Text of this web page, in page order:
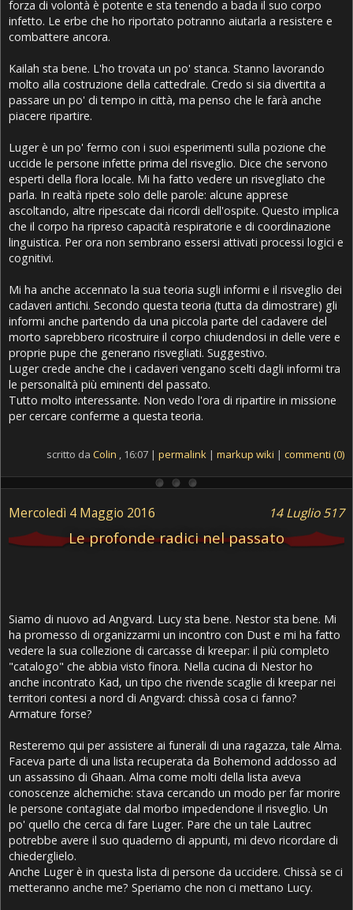
forza di volontà è potente e sta tenendo a bada il suo corpo
infetto. Le erbe che ho riportato potranno aiutarla a resistere e
combattere ancora.
Kailah sta bene. L'ho trovata un po' stanca. Stanno lavorando
molto alla costruzione della cattedrale. Credo si sia divertita a
passare un po' di tempo in città, ma penso che le farà anche
piacere ripartire.
Luger è un po' fermo con i suoi esperimenti sulla pozione che
uccide le persone infette prima del risveglio. Dice che servono
esperti della flora locale. Mi ha fatto vedere un risvegliato che
parla. In realtà ripete solo delle parole: alcune apprese
ascoltando, altre ripescate dai ricordi dell'ospite. Questo implica
che il corpo ha ripreso capacità respiratorie e di coordinazione
linguistica. Per ora non sembrano essersi attivati processi logici e
cognitivi.
Mi ha anche accennato la sua teoria sugli informi e il risveglio dei
cadaveri antichi. Secondo questa teoria (tutta da dimostrare) gli
informi anche partendo da una piccola parte del cadavere del
morto saprebbero ricostruire il corpo chiudendosi in delle vere e
proprie pupe che generano risvegliati. Suggestivo.
Luger crede anche che i cadaveri vengano scelti dagli informi tra
le personalità più eminenti del passato.
Tutto molto interessante. Non vedo l'ora di ripartire in missione
per cercare conferme a questa teoria.
scritto da Colin , 16:07 | permalink | markup wiki | commenti (0)
14 Luglio 517
Mercoledì 4 Maggio 2016
Le profonde radici nel passato
Siamo di nuovo ad Angvard. Lucy sta bene. Nestor sta bene. Mi
ha promesso di organizzarmi un incontro con Dust e mi ha fatto
vedere la sua collezione di carcasse di kreepar: il più completo
"catalogo" che abbia visto finora. Nella cucina di Nestor ho
anche incontrato Kad, un tipo che rivende scaglie di kreepar nei
territori contesi a nord di Angvard: chissà cosa ci fanno?
Armature forse?
Resteremo qui per assistere ai funerali di una ragazza, tale Alma.
Faceva parte di una lista recuperata da Bohemond addosso ad
un assassino di Ghaan. Alma come molti della lista aveva
conoscenze alchemiche: stava cercando un modo per far morire
le persone contagiate dal morbo impedendone il risveglio. Un
po' quello che cerca di fare Luger. Pare che un tale Lautrec
potrebbe avere il suo quaderno di appunti, mi devo ricordare di
chiederglielo.
Anche Luger è in questa lista di persone da uccidere. Chissà se ci
metteranno anche me? Speriamo che non ci mettano Lucy.